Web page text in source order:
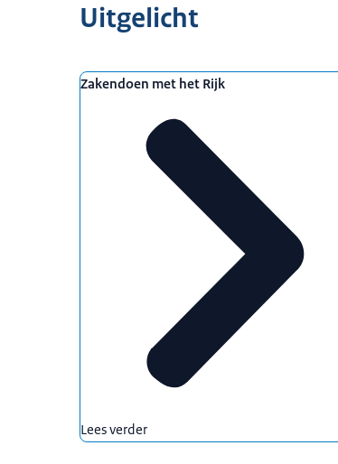
Uitgelicht
Zakendoen met het Rijk
Lees verder